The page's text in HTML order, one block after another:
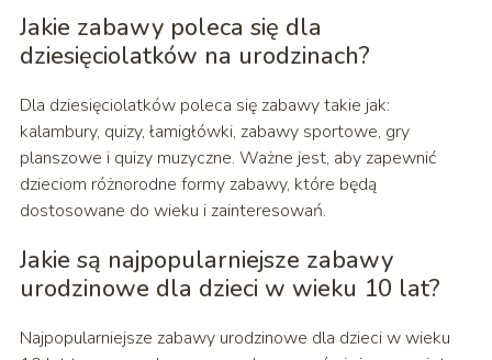
Jakie zabawy poleca się dla
dziesięciolatków na urodzinach?
Dla dziesięciolatków poleca się zabawy takie jak:
kalambury, quizy, łamigłówki, zabawy sportowe, gry
planszowe i quizy muzyczne. Ważne jest, aby zapewnić
dzieciom różnorodne formy zabawy, które będą
dostosowane do wieku i zainteresowań.
Jakie są najpopularniejsze zabawy
urodzinowe dla dzieci w wieku 10 lat?
Najpopularniejsze zabawy urodzinowe dla dzieci w wieku